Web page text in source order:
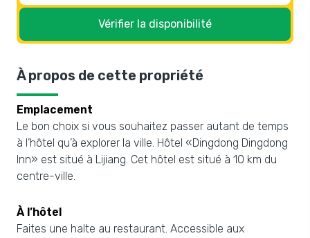
Vérifier la disponibilité
À propos de cette propriété
Emplacement
Le bon choix si vous souhaitez passer autant de temps
à l’hôtel qu’à explorer la ville. Hôtel «Dingdong Dingdong
Inn» est situé à Lijiang. Cet hôtel est situé à 10 km du
centre-ville.
À l’hôtel
Faites une halte au restaurant. Accessible aux